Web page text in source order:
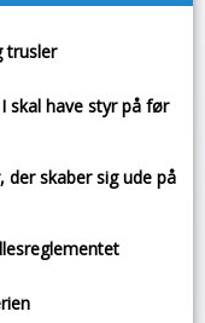
trusler
skal have styr på før
skaber sig ude på